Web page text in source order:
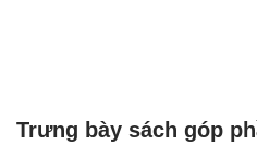
Trưng bày sách góp